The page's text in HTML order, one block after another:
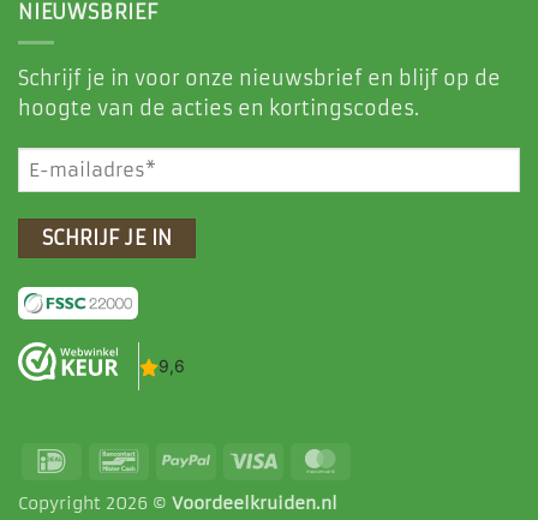
NIEUWSBRIEF
Schrijf je in voor onze nieuwsbrief en blijf op de
hoogte van de acties en kortingscodes.
E-
mailadres
(Vereist)
IDeal BancontactPayPal Visa
Copyright 2026 © Voordeelkruiden.nl